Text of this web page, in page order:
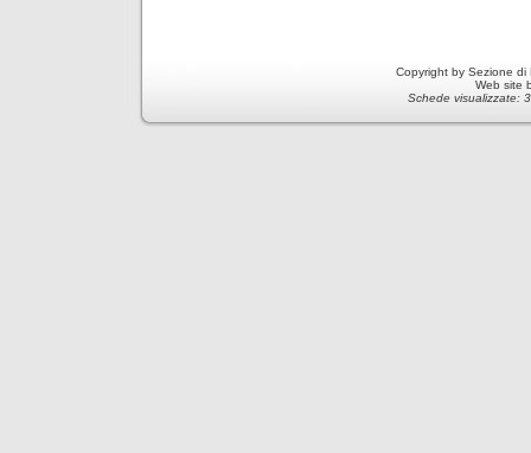
Copyright by Sezione
Web site
Schede visualizzate: